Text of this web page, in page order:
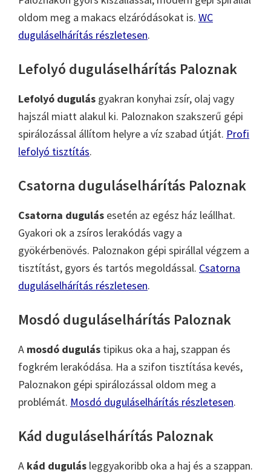
oldom meg a makacs elzáródásokat is. WC
duguláselhárítás részletesen.
Lefolyó duguláselhárítás Paloznak
Lefolyó dugulás gyakran konyhai zsír, olaj vagy
hajszál miatt alakul ki. Paloznakon szakszerű gépi
spirálozással állítom helyre a víz szabad útját. Profi
lefolyó tisztítás.
Csatorna duguláselhárítás Paloznak
Csatorna dugulás esetén az egész ház leállhat.
Gyakori ok a zsíros lerakódás vagy a
gyökérbenövés. Paloznakon gépi spirállal végzem a
tisztítást, gyors és tartós megoldással. Csatorna
duguláselhárítás részletesen.
Mosdó duguláselhárítás Paloznak
A mosdó dugulás tipikus oka a haj, szappan és
fogkrém lerakódása. Ha a szifon tisztítása kevés,
Paloznakon gépi spirálozással oldom meg a
problémát. Mosdó duguláselhárítás részletesen.
Kád duguláselhárítás Paloznak
A kád dugulás leggyakoribb oka a haj és a szappan.